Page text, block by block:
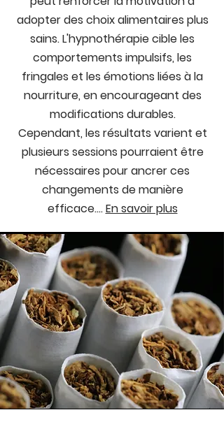
adopter des choix alimentaires plus
sains. L'hypnothérapie cible les
comportements impulsifs, les
fringales et les émotions liées à la
nourriture, en encourageant des
modifications durables.
Cependant, les résultats varient et
plusieurs sessions pourraient être
nécessaires pour ancrer ces
changements de manière
efficace....En savoir plus